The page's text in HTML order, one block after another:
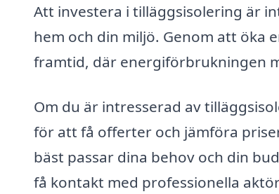
Att investera i tilläggsisolering är
hem och din miljö. Genom att öka
framtid, där energiförbrukningen
Om du är intresserad av
för att få offerter och jämföra
bäst passar dina behov och din
få kontakt med professionella